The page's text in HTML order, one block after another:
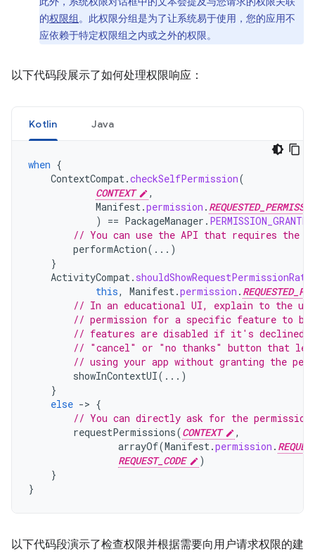
的权限组。此权限分组是为了让系统易于使用，您的应用不
应依赖于特定权限组之内或之外的权限。
以下代码段展示了如何处理权限响应：
Kotlin Java
when {
ContextCompat.checkSelfPermission(
CONTEXT
,
Manifest.permission .
)
== PackageManager . PERMISSION_GRANTED
// You can use the API that requires the
performAction(...)
}
ActivityCompat.
this, Manifest.permission .
// In an educational UI, explain to the
// permission for a specific feature to
// features are disabled if it's
// "cancel" or "no thanks" button that
// using your app without granting the
showInContextUI(...)
}
else -> {
// You can directly ask for the
requestPermissions(CONTEXT
,
arrayOf(Manifest.permission .
REQUEST_CODE
)
}
}
以下代码段演示了检查权限并根据需要向用户请求权限的建